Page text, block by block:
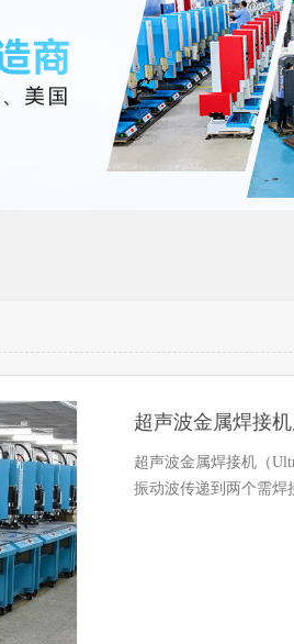
超声波金属焊接
超声波金属焊接机（
振动波传递到两个需